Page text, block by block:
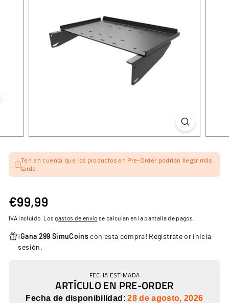
Ten en cuenta que los productos en Pre-Order podrían llegar más
tarde.
Precio
habitual
€99,99
IVA incluido. Losgastos de envío se calculan en la pantalla de pagos.
¡Gana 299 SimuCoinscon esta compra! Regístrateor inicia
sesión.
FECHA ESTIMADA
ARTÍCULO EN PRE-ORDER
Fecha de disponibilidad: 28 de agosto, 2026